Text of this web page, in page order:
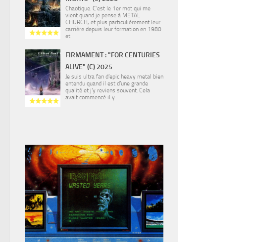
Chaotique. C’est le 1er mot qui me
vient quand je pense à METAL
CHURCH, et plus particulièrement leur
carrière depuis leur formation en 1980
et
FIRMAMENT : "FOR CENTURIES
ALIVE" (C) 2025
Je suis ultra fan d’epic heavy metal bien
entendu quand il est d’une grande
qualité et j’y reviens souvent. Cela
avait commencé il y